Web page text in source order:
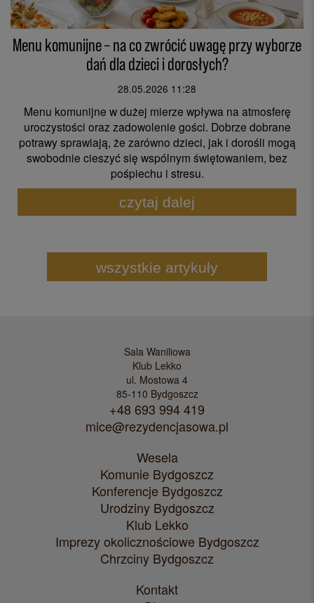
Menu komunijne – na co zwrócić uwagę przy wyborze
dań dla dzieci i dorosłych?
28.05.2026 11:28
Menu komunijne w dużej mierze wpływa na atmosferę
uroczystości oraz zadowolenie gości. Dobrze dobrane
potrawy sprawiają, że zarówno dzieci, jak i dorośli mogą
swobodnie cieszyć się wspólnym świętowaniem, bez
pośpiechu i stresu.
czytaj dalej
wszystkie artykuły
Sala Waniliowa
Klub Lekko
ul. Mostowa 4
85-110 Bydgoszcz
+48 693 994 419
mice@rezydencjasowa.pl
Wesela
Komunie Bydgoszcz
Konferencje Bydgoszcz
Urodziny Bydgoszcz
Klub Lekko
Imprezy okolicznościowe Bydgoszcz
Chrzciny Bydgoszcz
Kontakt